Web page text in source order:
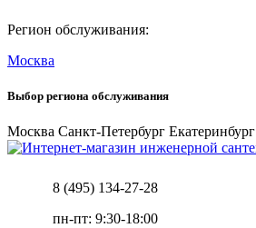
Регион обслуживания:
Москва
Выбор региона обслуживания
Москва Санкт-Петербург Екатеринбург
8 (495) 134-27-28
пн-пт: 9:30-18:00